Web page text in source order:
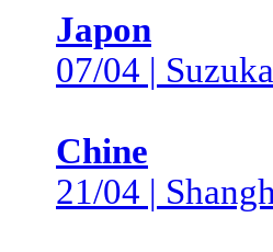
Japon
07/04 | Suzuka
Chine
21/04 |